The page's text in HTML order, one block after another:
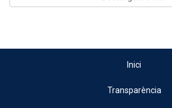
Inici
Transparència